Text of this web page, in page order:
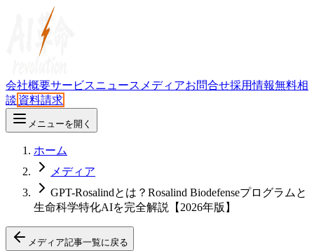
会社概要サービスニュース メディアお問合せ採用情報無料相
談 資料請求
メニューを開く
ホーム
メディア
GPT-Rosalindとは？Rosalind Biodefenseプログラムと
生命科学特化AIを完全解説【2026年版】
メディア記事一覧に戻る